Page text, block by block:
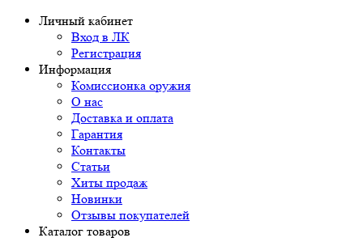
Личный кабинет
Вход в ЛК
Регистрация
Информация
Комиссионка оружия
О нас
Доставка и оплата
Гарантия
Контакты
Статьи
Хиты продаж
Новинки
Отзывы покупателей
Каталог товаров